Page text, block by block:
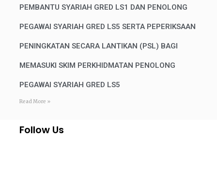
PEMBANTU SYARIAH GRED LS1 DAN PENOLONG
PEGAWAI SYARIAH GRED LS5 SERTA PEPERIKSAAN
PENINGKATAN SECARA LANTIKAN (PSL) BAGI
MEMASUKI SKIM PERKHIDMATAN PENOLONG
PEGAWAI SYARIAH GRED LS5
Read More »
Follow Us